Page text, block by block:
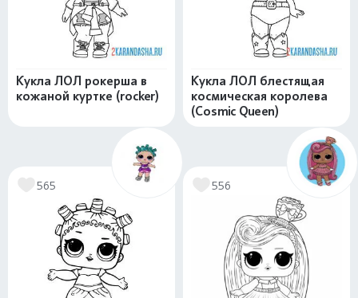
Кукла ЛОЛ рокерша в
кожаной куртке (rocker)
Кукла ЛОЛ блестящая
космическая королева
(Cosmic Queen)
565 556